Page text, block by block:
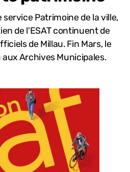
Patrimoine de la ville,
de l'ESAT continuent de
de Millau. Fin Mars, le
Archives Municipales.